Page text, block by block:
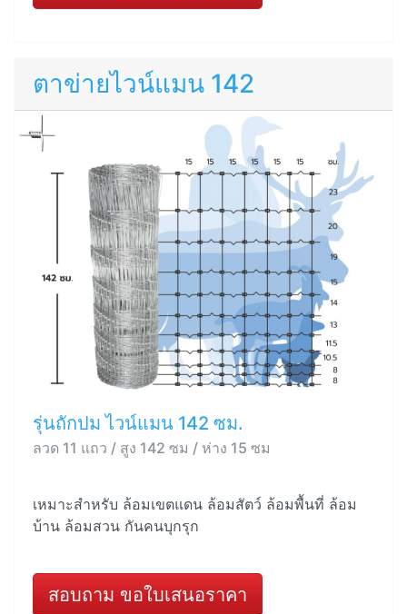
ตาข่ายไวน์แมน 142
รุ่นถักปม ไวน์แมน 142 ซม.
ลวด 11 แถว / สูง 142 ซม / ห่าง 15 ซม
เหมาะสำหรับ ล้อมเขตแดน ล้อมสัตว์ ล้อมพื้นที่ ล้อม
บ้าน ล้อมสวน กันคนบุกรุก
สอบถาม ขอใบเสนอราคา